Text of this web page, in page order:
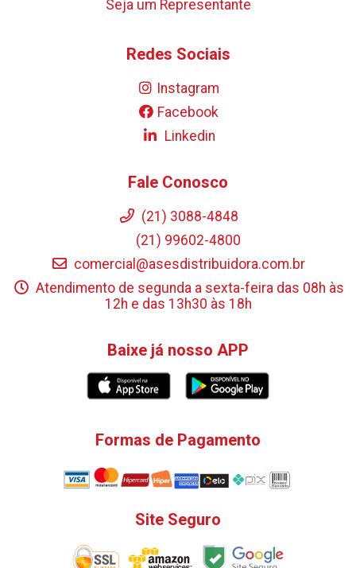
Seja um Representante
Redes Sociais
Instagram
Facebook
Linkedin
Fale Conosco
(21) 3088-4848
(21) 99602-4800
comercial@asesdistribuidora.com.br
Atendimento de segunda a sexta-feira das 08h às
12h e das 13h30 às 18h
Baixe já nosso APP
Formas de Pagamento
Site Seguro